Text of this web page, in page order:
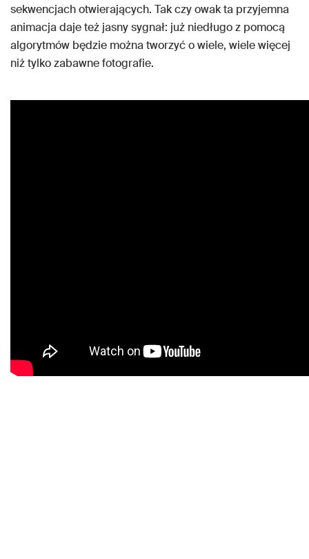
sekwencjach otwierających. Tak czy owak ta przyjemna
animacja daje też jasny sygnał: już niedługo z pomocą
algorytmów będzie można tworzyć o wiele, wiele więcej
niż tylko zabawne fotografie.